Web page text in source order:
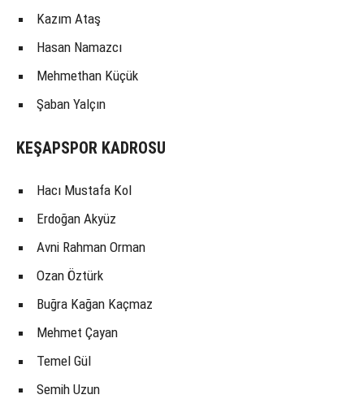
Kazım Ataş
Hasan Namazcı
Mehmethan Küçük
Şaban Yalçın
KEŞAPSPOR KADROSU
Hacı Mustafa Kol
Erdoğan Akyüz
Avni Rahman Orman
Ozan Öztürk
Buğra Kağan Kaçmaz
Mehmet Çayan
Temel Gül
Semih Uzun